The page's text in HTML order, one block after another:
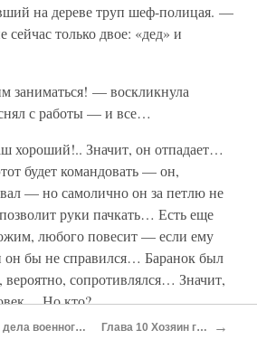
на дереве труп шеф-полицая. —
только двое: «дед» и
заниматься! — воскликнула
с работы — и все…
хороший!.. Значит, он отпадает…
будет командовать — он,
— но самолично он за петлю не
руки пачкать… Есть еще
любого повесит — если ему
бы не справился… Баранок был
вероятно, сопротивлялся… Значит,
Но кто?…
Глава 8 Гражданские дела военного времени Глава 10 Хозяин города →